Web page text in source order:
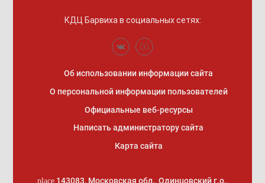
КДЦ Барвиха в социальных сетях:
Об использовании информации сайта
О персональной информации пользователей
Официальные веб-ресурсы
Написать администратору сайта
Карта сайта
place 143083, Московская обл., Одинцовский г.о.,